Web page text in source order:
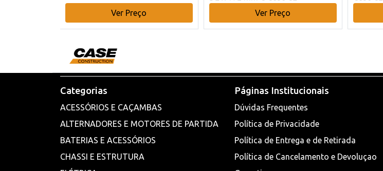
Ver Preço
Ver Preço
Categorias
ACESSÓRIOS E CAÇAMBAS
ALTERNADORES E MOTORES DE PARTIDA
BATERIAS E ACESSÓRIOS
CHASSI E ESTRUTURA
Páginas Institucionais
Dúvidas Frequentes
Política de Privacidade
Política de Entrega e de Retirada
Política de Cancelamento e Devoluçao